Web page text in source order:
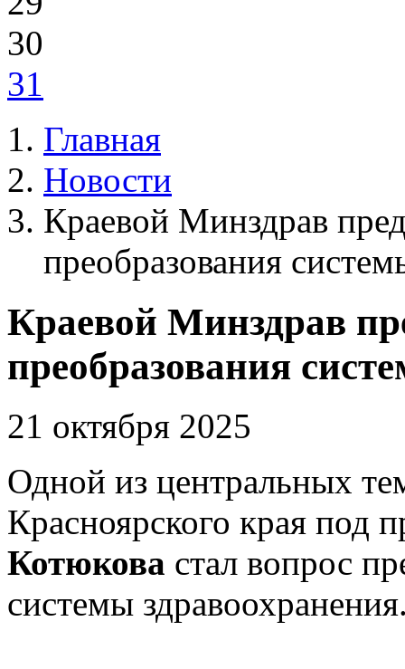
30
31
Главная
Новости
Краевой Минздрав
преобразования
Краевой Минздрав
преобразования
21 октября 2025
Одной из центральных
Красноярского края под
Котюкова стал вопрос
системы